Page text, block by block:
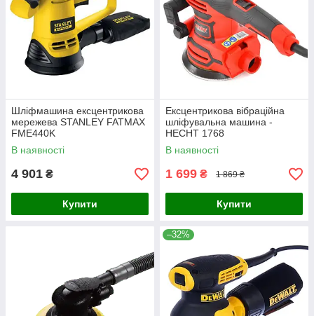
Шліфмашина ексцентрикова
мережева STANLEY FATMAX
FME440K
В наявності
4 901 ₴
Купити
Ексцентрикова вібраційна
шліфувальна машина -
HECHT 1768
В наявності
1 699 ₴ 1 869 ₴
Купити
–32%